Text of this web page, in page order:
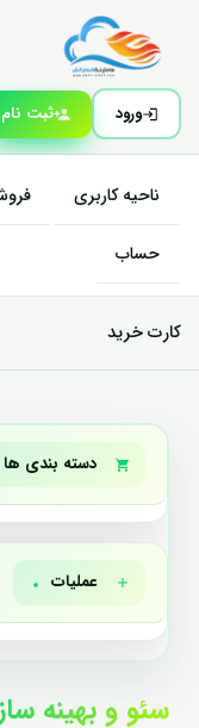
ورود ثبت نام
ناحیه کاربری
حساب
کارت خرید
دسته بندی ها
عملیات
سئو و بهینه